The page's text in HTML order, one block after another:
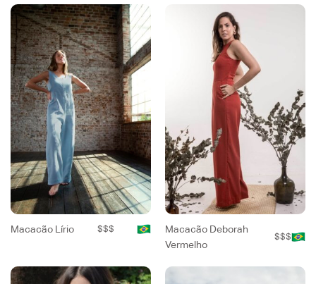
Macacão Lírio $$$
Macacão Deborah
Vermelho
$$$